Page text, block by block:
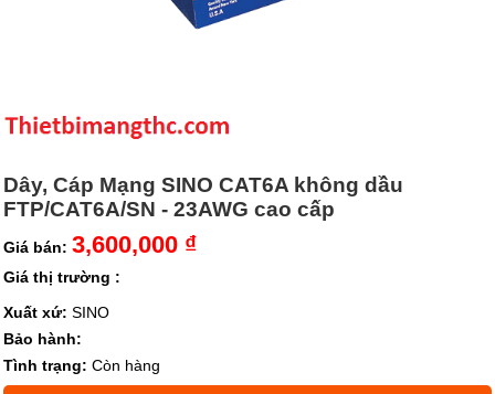
Dây, Cáp Mạng SINO CAT6A không dầu
FTP/CAT6A/SN - 23AWG cao cấp
Giá bán: 3,600,000 ₫
Giá thị trường :
Xuất xứ: SINO
Bảo hành:
Tình trạng: Còn hàng